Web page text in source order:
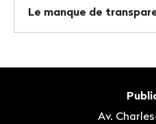
Le manque de
Av.